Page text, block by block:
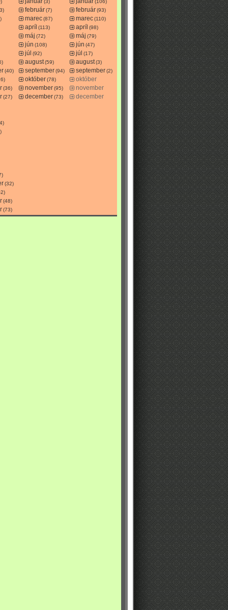
(40)
(36)
(27)
(3)
február(7)
marec(87)
apríl (113)
máj (72)
jún (108)
júl (92)
august(59)
september(94)
október(78)
november(95)
december(73)
(106)
február(93)
marec(110)
apríl (98)
máj (79)
jún (47)
júl (17)
august(3)
september(2)
október
november
december
(32)
(48)
(73)